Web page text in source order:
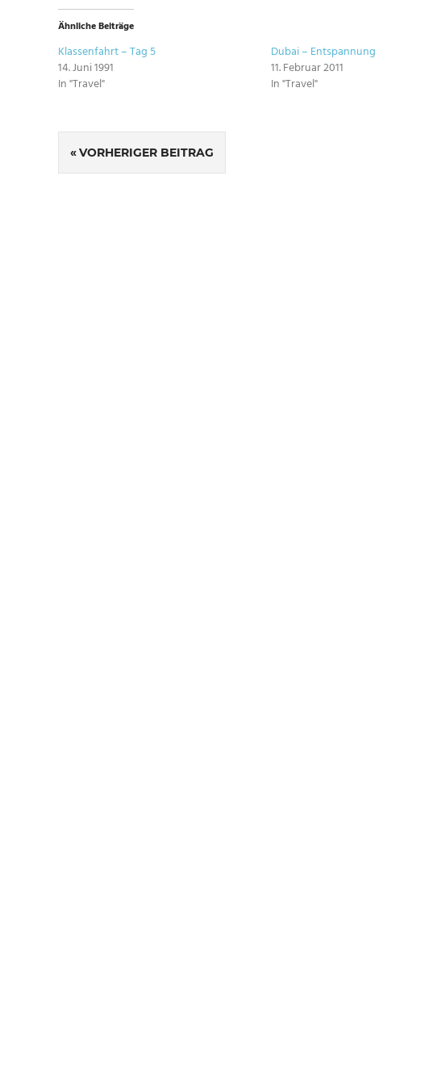
Ähnliche Beiträge
Klassenfahrt – Tag 5
14. Juni 1991
In "Travel"
Dubai – Entspannung
11. Februar 2011
In "Travel"
SCHLAGWÖRTER
NETHERLANDS
Beitragsnavigation
VORHERIGER BEITRAG